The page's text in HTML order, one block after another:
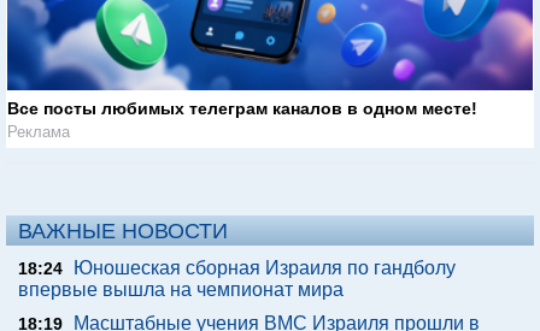
Все посты любимых телеграм каналов в одном месте!
Реклама
ВАЖНЫЕ НОВОСТИ
18:24
Юношеская сборная Израиля по гандболу
впервые вышла на чемпионат мира
18:19
Масштабные учения ВМС Израиля прошли в